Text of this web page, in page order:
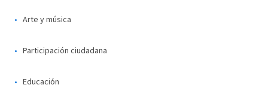
Arte y música
Participación ciudadana
Educación